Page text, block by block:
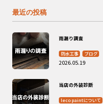
最近の投稿
雨漏り調査
防水工事 ブログ
2026.05.19
当店の外装診断
leco paintについて